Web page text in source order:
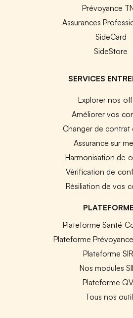
Prévoyance
Assurances
SideCard
SideStore
SERVICES
Explorer nos
Améliorer vos
Changer de contrat
Assurance sur
Harmonisation de
Vérification de
Résiliation de vos
Plateforme Santé
Plateforme
Plateforme
Nos modules
Plateforme
Tous nos